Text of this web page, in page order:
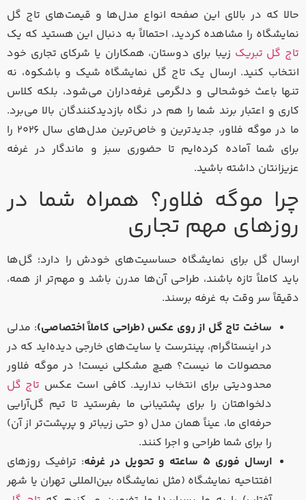
حالا که در بالای این صفحه انواع مدل‌ها و قیمت‌های تاج گل
نمایشگاه را مشاهده کردید، احتمالاً به دنبال این هستید که یک
تاج گل تبریک زیبا برای دوستان، همکاران یا شرکای تجاری خود
انتخاب کنید. ارسال یک تاج گل نمایشگاه شیک و باشکوه، نه
تنها باعث خوشحالی و دلگرمی غرفه‌داران می‌شود، بلکه کلاس
کاری و اعتبار برند شما را هم در نگاه بازدیدکنندگان بالا می‌برد.
ما در موگه فلاور، جدیدترین و خاص‌ترین مدل‌های سال ۲۰۲۶ را
برای شما آماده کرده‌ایم تا حضوری سبز و ماندگار در غرفه
عزیزانتان داشته باشید.
چرا موگه فلاور؟ همراه شما در
روزهای مهم تجاری
ارسال گل برای نمایشگاه حساسیت‌های خودش را دارد؛ گل‌ها
باید کاملاً تازه باشند، طراحی آن‌ها مدرن باشد و مهم‌تر از همه،
دقیقاً سر وقت به غرفه برسند.
ساخت تاج گل از روی عکس (طراحی کاملاً اختصاصی): مدلی
در اینستاگرام، پینترست یا سایت‌های خارجی دیده‌اید که در
محصولات ما نیست؟ هیچ مشکلی نیست! در موگه فلاور
محدودیتی برای انتخاب ندارید. کافی است عکس تاج گل
دلخواهتان را برای پشتیبانی ما بفرستید تا تیم گل‌آرایی
حرفه‌ای ما، عیناً همان مدل (و حتی زیباتر و پرپشت‌تر از آن)
را برای شما طراحی و اجرا کنند.
ارسال فوری ۵ ساعته و تحویل در غرفه
: ترافیک روزهای
افتتاحیه نمایشگاه (مثل نمایشگاه بین‌المللی تهران یا شهر